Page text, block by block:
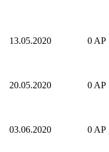
13.05.2020 0 AP
20.05.2020 0 AP
03.06.2020 0 AP